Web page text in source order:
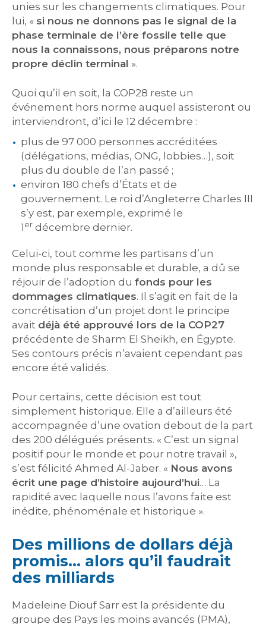
unies sur les changements climatiques. Pour
lui, « si nous ne donnons pas le signal de la
phase terminale de l’ère fossile telle que
nous la connaissons, nous préparons notre
propre déclin terminal ».
Quoi qu’il en soit, la COP28 reste un
événement hors norme auquel assisteront ou
interviendront, d’ici le 12 décembre :
plus de 97 000 personnes accréditées
(délégations, médias, ONG, lobbies…), soit
plus du double de l’an passé ;
environ 180 chefs d’États et de
gouvernement. Le roi d’Angleterre Charles III
s’y est, par exemple, exprimé le
1 er décembre dernier.
Celui-ci, tout comme les partisans d’un
monde plus responsable et durable, a dû se
réjouir de l’adoption du fonds pour les
dommages climatiques. Il s’agit en fait de la
concrétisation d’un projet dont le principe
avait déjà été approuvé lors de la COP27
précédente de Sharm El Sheikh, en Égypte.
Ses contours précis n’avaient cependant pas
encore été validés.
Pour certains, cette décision est tout
simplement historique. Elle a d’ailleurs été
accompagnée d’une ovation debout de la part
des 200 délégués présents. « C’est un signal
positif pour le monde et pour notre travail »,
s’est félicité Ahmed Al-Jaber. « Nous avons
écrit une page d’histoire aujourd’hui… La
rapidité avec laquelle nous l’avons faite est
inédite, phénoménale et historique ».
Des millions de dollars déjà
promis… alors qu’il faudrait
des milliards
Madeleine Diouf Sarr est la présidente du
groupe des Pays les moins avancés (PMA),